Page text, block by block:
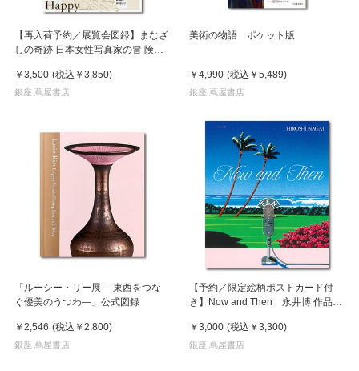
【再入荷予約／展覧会図録】まなざ
しの奇跡 日本女性写真家の冒 険
￥3,500 (税込 ￥3,850)
銀座 蔦屋書店
美術の物語 ポケット版
￥4,990 (税込 ￥5,489)
銀座 蔦屋書店
「ルーシー・リー展 ―東西をつな
ぐ優美のうつわ―」公式図録
￥2,546 (税込 ￥2,800)
銀座 蔦屋書店
【予約／限定絵柄ポストカード付
き】Now and Then 永井博 作品
￥3,000 (税込 ￥3,300)
銀座 蔦屋書店